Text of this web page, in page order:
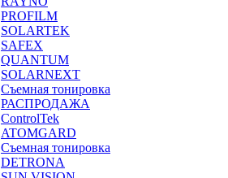
PROFILM
SOLARTEK
SAFEX
QUANTUM
SOLARNEXT
Съемная тонировка
РАСПРОДАЖА
ControlTek
ATOMGARD
Съемная тонировка
DETRONA